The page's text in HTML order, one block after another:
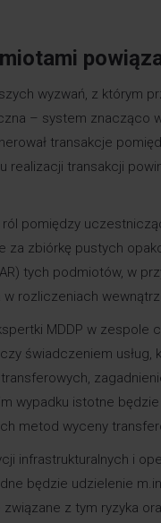
wyzwań, z którym
– system znacząco
transakcje
realizacji transakcji
pomiędzy
zbiórkę pustych
tych podmiotów, w
rozliczeniach
MDDP w zespole
świadczeniem
wypadku istotne
metod wyceny
infrastrukturalnych i
będzie udzielenie
z tym ryzyka